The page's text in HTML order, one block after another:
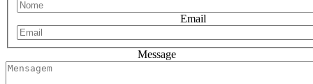
Email
Message